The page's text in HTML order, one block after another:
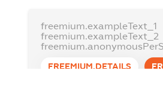
freemium.exampleText_1
freemium.exampleText_2
FREEMIUM.DETAILS